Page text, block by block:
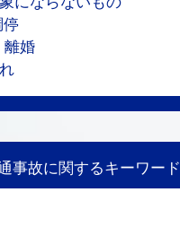
停
離婚
事故に関するキーワード